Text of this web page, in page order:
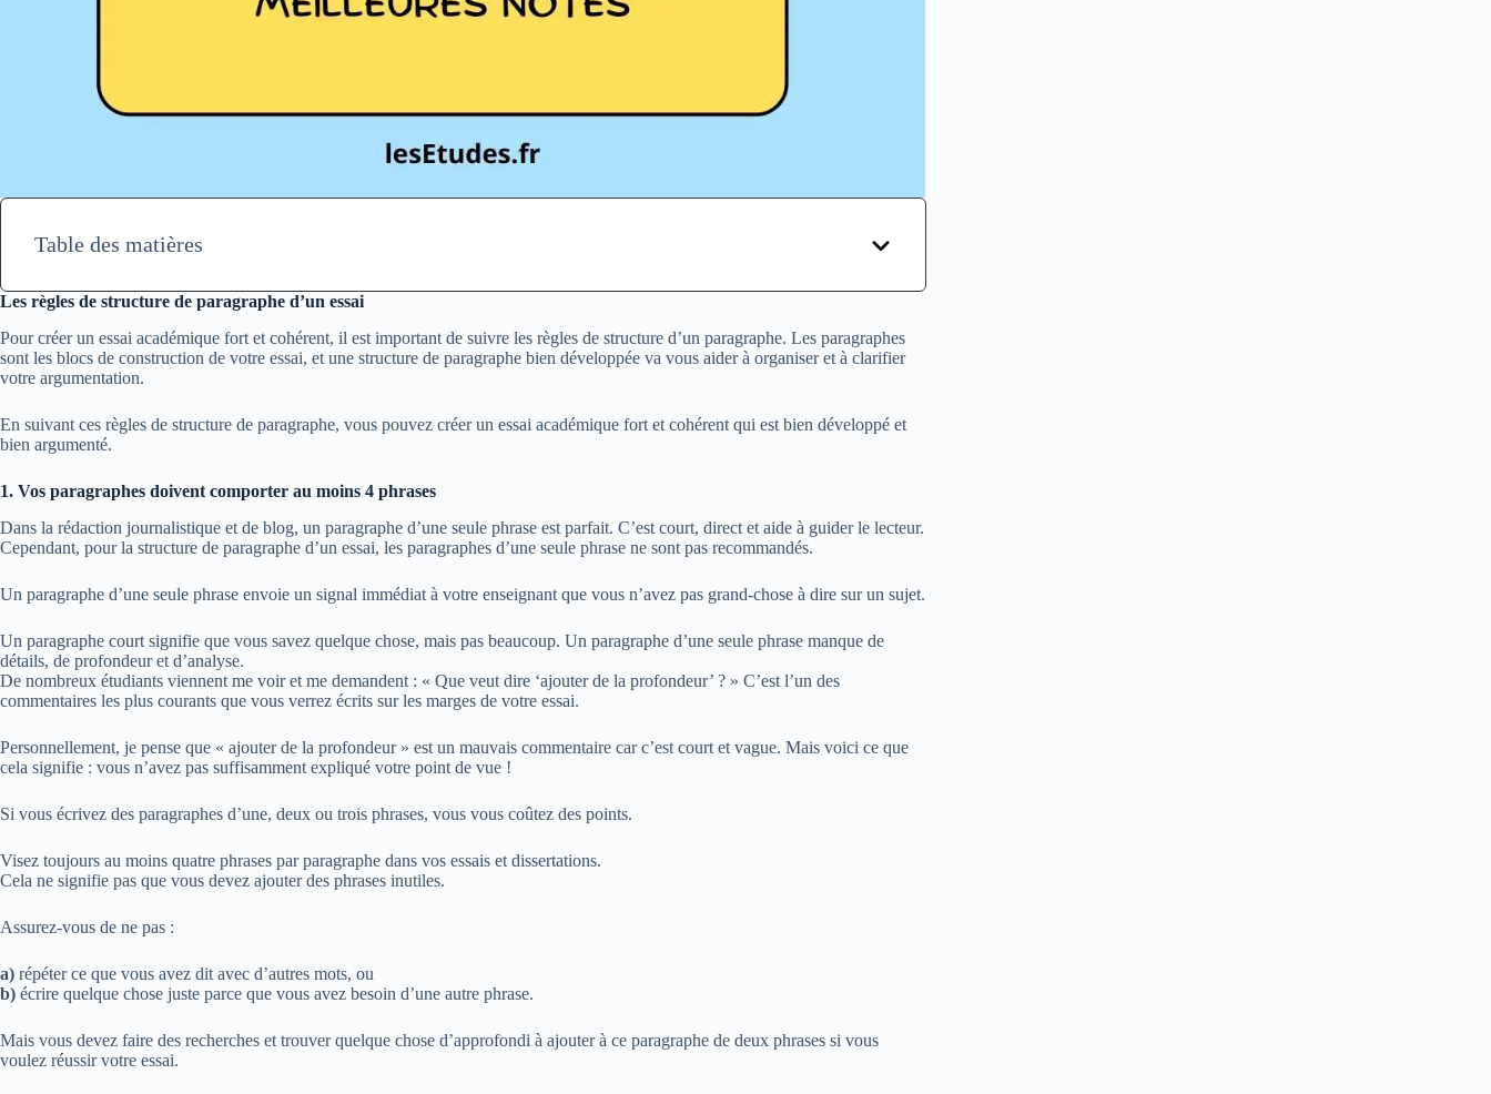
Table des matières
Les règles de structure de paragraphe d’un essai
Pour créer un essai académique fort et cohérent, il est important de suivre les règles de structure d’un paragraphe. Les paragraphes
sont les blocs de construction de votre essai, et une structure de paragraphe bien développée va vous aider à organiser et à clarifier
votre argumentation.
En suivant ces règles de structure de paragraphe, vous pouvez créer un essai académique fort et cohérent qui est bien développé et
bien argumenté.
1. Vos paragraphes doivent comporter au moins 4 phrases
Dans la rédaction journalistique et de blog, un paragraphe d’une seule phrase est parfait. C’est court, direct et aide à guider le lecteur.
Cependant, pour la structure de paragraphe d’un essai, les paragraphes d’une seule phrase ne sont pas recommandés.
Un paragraphe d’une seule phrase envoie un signal immédiat à votre enseignant que vous n’avez pas grand-chose à dire sur un sujet.
Un paragraphe court signifie que vous savez quelque chose, mais pas beaucoup. Un paragraphe d’une seule phrase manque de
détails, de profondeur et d’analyse.
De nombreux étudiants viennent me voir et me demandent : « Que veut dire ‘ajouter de la profondeur’ ? » C’est l’un des
commentaires les plus courants que vous verrez écrits sur les marges de votre essai.
Personnellement, je pense que « ajouter de la profondeur » est un mauvais commentaire car c’est court et vague. Mais voici ce que
cela signifie : vous n’avez pas suffisamment expliqué votre point de vue !
Si vous écrivez des paragraphes d’une, deux ou trois phrases, vous vous coûtez des points.
Visez toujours au moins quatre phrases par paragraphe dans vos essais et dissertations.
Cela ne signifie pas que vous devez ajouter des phrases inutiles.
Assurez-vous de ne pas :
a) répéter ce que vous avez dit avec d’autres mots, ou
b) écrire quelque chose juste parce que vous avez besoin d’une autre phrase.
Mais vous devez faire des recherches et trouver quelque chose d’approfondi à ajouter à ce paragraphe de deux phrases si vous
voulez réussir votre essai.